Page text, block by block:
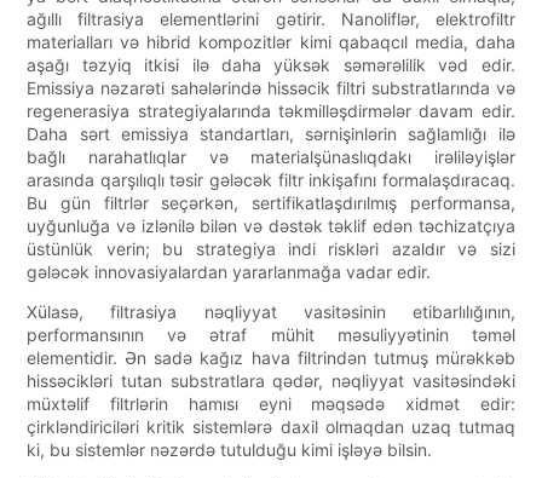
ağıllı filtrasiya elementlərini gətirir. Nanoliflər, elektrofiltr
materialları və hibrid kompozitlər kimi qabaqcıl media, daha
aşağı təzyiq itkisi ilə daha yüksək səmərəlilik vəd edir.
Emissiya nəzarəti sahələrində hissəcik filtri substratlarında və
regenerasiya strategiyalarında təkmilləşdirmələr davam edir.
Daha sərt emissiya standartları, sərnişinlərin sağlamlığı ilə
bağlı narahatlıqlar və materialşünaslıqdakı irəliləyişlər
arasında qarşılıqlı təsir gələcək filtr inkişafını formalaşdıracaq.
Bu gün filtrlər seçərkən, sertifikatlaşdırılmış performansa,
uyğunluğa və izlənilə bilən və dəstək təklif edən təchizatçıya
üstünlük verin; bu strategiya indi riskləri azaldır və sizi
gələcək innovasiyalardan yararlanmağa vadar edir.
Xülasə, filtrasiya nəqliyyat vasitəsinin etibarlılığının,
performansının və ətraf mühit məsuliyyətinin təməl
elementidir. Ən sadə kağız hava filtrindən tutmuş mürəkkəb
hissəcikləri tutan substratlara qədər, nəqliyyat vasitəsindəki
müxtəlif filtrlərin hamısı eyni məqsədə xidmət edir:
çirkləndiriciləri kritik sistemlərə daxil olmaqdan uzaq tutmaq
ki, bu sistemlər nəzərdə tutulduğu kimi işləyə bilsin.